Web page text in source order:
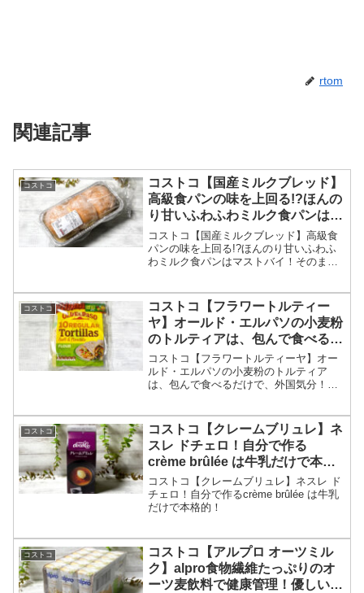
rtom
関連記事
コストコ
コストコ【国産ミルクブレッド】
高級食パンの味を上回る!?ほんの
り甘いふわふわミルク食パンはマ
ストバイ！
コストコ【国産ミルクブレッド】高級食
パンの味を上回る!?ほんのり甘いふわふ
わミルク食パンはマストバイ！そのまま
と、外はサクサク中は、しっとり＆ふわ
ふわな高級食パンの味です。一つの山を3
等分位の厚めで切ると美味しく食べれる
と思います。
コストコ
コストコ【フラワートルティー
ヤ】オールド・エルパソの小麦粉
のトルティアは、包んで食べるだ
けで、外国気分！
コストコ【フラワートルティーヤ】オー
ルド・エルパソの小麦粉のトルティア
は、包んで食べるだけで、外国気分！適
で、日本人にもぴったりです。賞味期間
も長く、開封後も冷凍保存も可能なので
ストックにもぴったりです。
コストコ
コストコ【クレームブリュレ】ネ
スレ ドチェロ！自分で作る
crème brûlée は牛乳だけで本格
的！
コストコ【クレームブリュレ】ネスレ ド
チェロ！自分で作るcrème brûlée は牛乳
だけで本格的！
コストコ
コストコ【アルプロ オーツミル
ク】alpro食物繊維たっぷりのオ
ーツ麦飲料で健康管理！優しい甘